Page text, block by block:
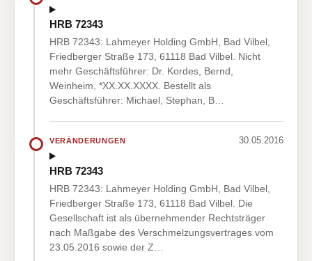
HRB 72343
HRB 72343: Lahmeyer Holding GmbH, Bad Vilbel,
Friedberger Straße 173, 61118 Bad Vilbel. Nicht
mehr Geschäftsführer: Dr. Kordes, Bernd,
Weinheim, *XX.XX.XXXX. Bestellt als
Geschäftsführer: Michael, Stephan, B…
VERÄNDERUNGEN 30.05.2016
HRB 72343
HRB 72343: Lahmeyer Holding GmbH, Bad Vilbel,
Friedberger Straße 173, 61118 Bad Vilbel. Die
Gesellschaft ist als übernehmender Rechtsträger
nach Maßgabe des Verschmelzungsvertrages vom
23.05.2016 sowie der Z…